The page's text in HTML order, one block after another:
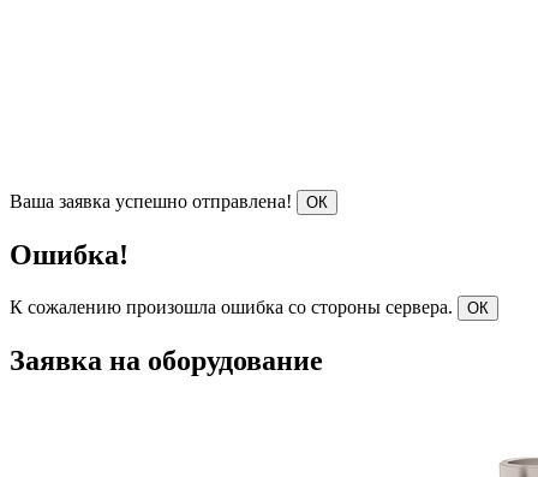
Ваша заявка успешно отправлена! ОК
Ошибка!
К сожалению произошла ошибка со стороны сервера. ОК
Заявка на оборудование